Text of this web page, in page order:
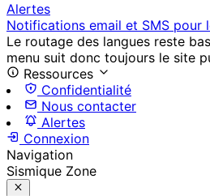
Alertes
Notifications email et SMS pour
Le routage des langues reste
menu suit donc toujours le site
Ressources
Confidentialité
Nous contacter
Alertes
Connexion
Navigation
Sismique Zone